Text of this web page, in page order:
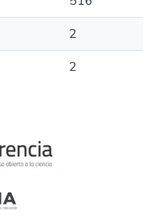
2
2